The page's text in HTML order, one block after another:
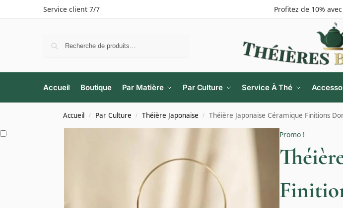
Service client 7/7 Profitez de 10%
Accueil Boutique Par Matière Par Culture Service À Thé
Accueil / Par Culture / Théière Japonaise / Théière Japonaise Céramique Finitions
Promo !